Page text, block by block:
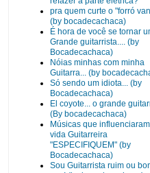
pra quem curte o "forró
(by bocadecachaca)
É hora de você se tornar
Grande guitarrista.... (by
Bocadecachaca)
Nóias minhas com minha
Guitarra... (by
Só sendo um idiota... (by
Bocadecachaca)
El coyote... o grande
(By bocadecachaca)
Músicas que
vida Guitarreira
"ESPECIFIQUEM" (by
Bocadecachaca)
Sou Guitarrista ruim ou